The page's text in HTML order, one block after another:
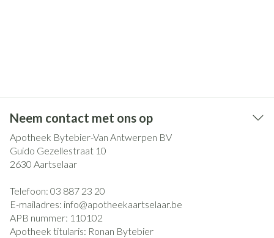
Neem contact met ons op
Apotheek Bytebier-Van Antwerpen BV
Guido Gezellestraat 10
2630 Aartselaar
Telefoon: 03 887 23 20
E-mailadres: info@apotheekaartselaar.be
APB nummer: 110102
Apotheek titularis: Ronan Bytebier